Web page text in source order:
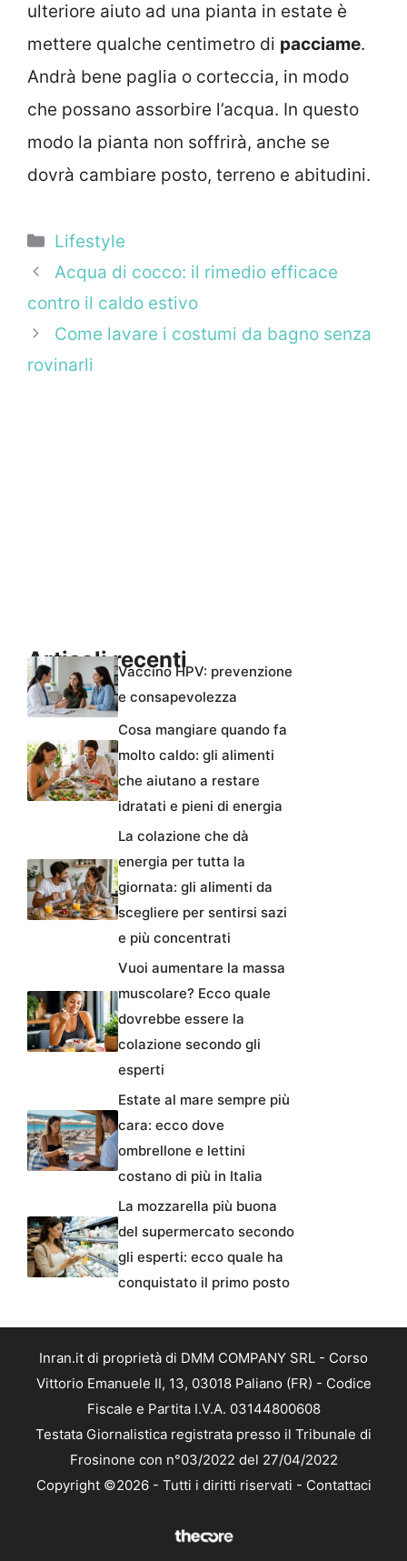
ulteriore aiuto ad una pianta in estate è
mettere qualche centimetro di pacciame.
Andrà bene paglia o corteccia, in modo
che possano assorbire l’acqua. In questo
modo la pianta non soffrirà, anche se
dovrà cambiare posto, terreno e abitudini.
Categorie
Lifestyle
Acqua di cocco: il rimedio efficace
contro il caldo estivo
Come lavare i costumi da bagno senza
rovinarli
Articoli recentiVaccino HPV: prevenzione
e consapevolezza
Cosa mangiare quando fa
molto caldo: gli alimenti
che aiutano a restare
idratati e pieni di energia
La colazione che dà
energia per tutta la
giornata: gli alimenti da
scegliere per sentirsi sazi
e più concentrati
Vuoi aumentare la massa
muscolare? Ecco quale
dovrebbe essere la
colazione secondo gli
esperti
Estate al mare sempre più
cara: ecco dove
ombrellone e lettini
costano di più in Italia
La mozzarella più buona
del supermercato secondo
gli esperti: ecco quale ha
conquistato il primo posto
Inran.it di proprietà di DMM COMPANY SRL - Corso
Vittorio Emanuele II, 13, 03018 Paliano (FR) - Codice
Fiscale e Partita I.V.A. 03144800608
Testata Giornalistica registrata presso il Tribunale di
Frosinone con n°03/2022 del 27/04/2022
Copyright ©2026 - Tutti i diritti riservati - Contattaci